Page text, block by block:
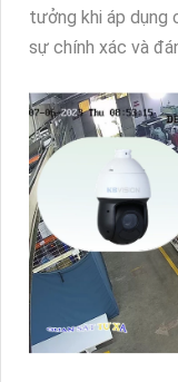
tưởng khi áp dụng
sự chính xác và